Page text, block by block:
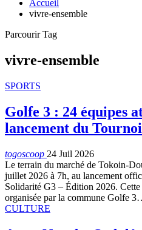
Accueil
vivre-ensemble
Parcourir Tag
vivre-ensemble
SPORTS
Golfe 3 : 24 équipes
lancement du
togoscoop 24 Juil 2026
Le terrain du marché de Tokoin-
juillet 2026 à 7h, au lancement
Solidarité G3 – Édition 2026.
organisée par la commune Golfe
CULTURE